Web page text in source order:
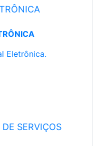
Eletrônica.
SERVIÇOS